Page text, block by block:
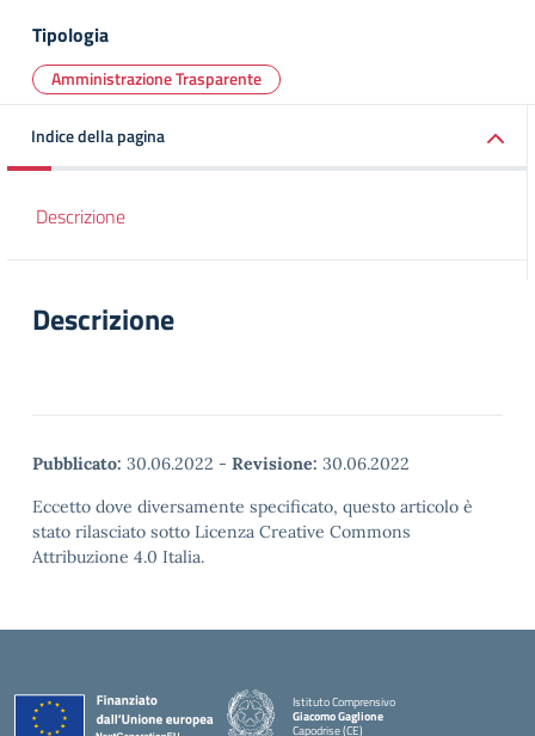
Tipologia
Amministrazione Trasparente
Indice della pagina
Descrizione
Descrizione
Pubblicato: 30.06.2022 - Revisione: 30.06.2022
Eccetto dove diversamente specificato, questo articolo è
stato rilasciato sotto Licenza Creative Commons
Attribuzione 4.0 Italia.
Istituto Comprensivo
Giacomo Gaglione
Capodrise (CE)